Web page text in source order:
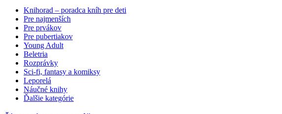
Knihorad – poradca kníh pre deti
Pre najmenších
Pre prvákov
Pre pubertiakov
Young Adult
Beletria
Rozprávky
Sci-fi, fantasy a komiksy
Leporelá
Náučné knihy
Ďalšie kategórie